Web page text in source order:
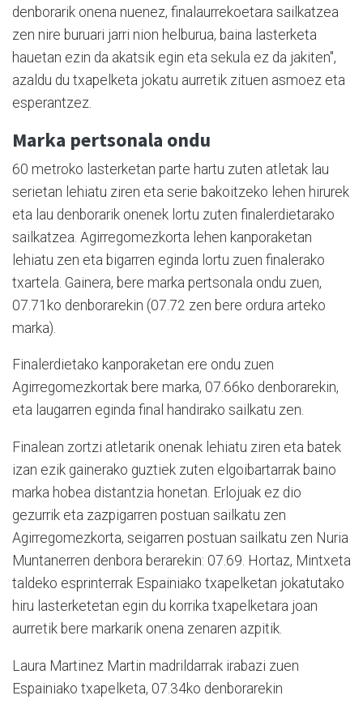
denborarik onena nuenez, finalaurrekoetara sailkatzea
zen nire buruari jarri nion helburua, baina lasterketa
hauetan ezin da akatsik egin eta sekula ez da jakiten",
azaldu du txapelketa jokatu aurretik zituen asmoez eta
esperantzez.
Marka pertsonala ondu
60 metroko lasterketan parte hartu zuten atletak lau
serietan lehiatu ziren eta serie bakoitzeko lehen hirurek
eta lau denborarik onenek lortu zuten finalerdietarako
sailkatzea. Agirregomezkorta lehen kanporaketan
lehiatu zen eta bigarren eginda lortu zuen finalerako
txartela. Gainera, bere marka pertsonala ondu zuen,
07.71ko denborarekin (07.72 zen bere ordura arteko
marka).
Finalerdietako kanporaketan ere ondu zuen
Agirregomezkortak bere marka, 07.66ko denborarekin,
eta laugarren eginda final handirako sailkatu zen.
Finalean zortzi atletarik onenak lehiatu ziren eta batek
izan ezik gainerako guztiek zuten elgoibartarrak baino
marka hobea distantzia honetan. Erlojuak ez dio
gezurrik eta zazpigarren postuan sailkatu zen
Agirregomezkorta, seigarren postuan sailkatu zen Nuria
Muntanerren denbora berarekin: 07.69. Hortaz, Mintxeta
taldeko esprinterrak Espainiako txapelketan jokatutako
hiru lasterketetan egin du korrika txapelketara joan
aurretik bere markarik onena zenaren azpitik.
Laura Martinez Martin madrildarrak irabazi zuen
Espainiako txapelketa, 07.34ko denborarekin